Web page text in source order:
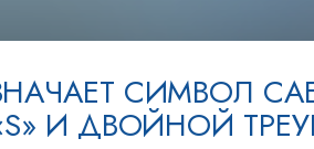
СИМВОЛ
И ДВОЙНОЙ